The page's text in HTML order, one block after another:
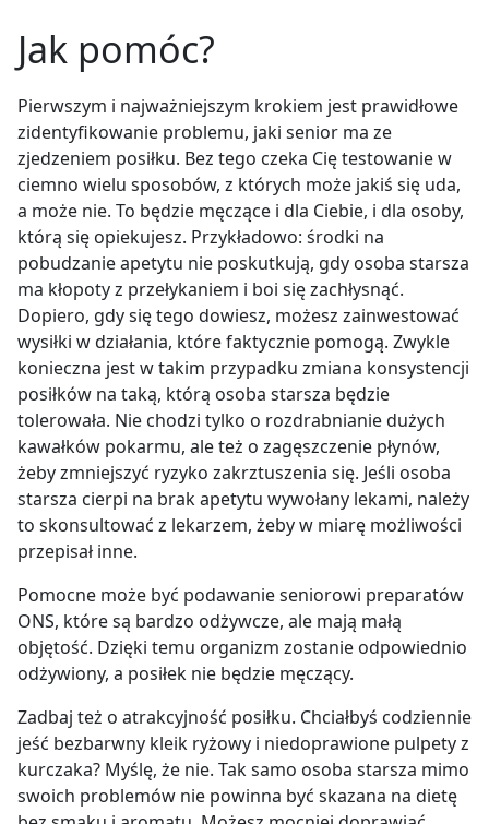
Jak pomóc?
Pierwszym i najważniejszym krokiem jest prawidłowe
zidentyfikowanie problemu, jaki senior ma ze
zjedzeniem posiłku. Bez tego czeka Cię testowanie w
ciemno wielu sposobów, z których może jakiś się uda,
a może nie. To będzie męczące i dla Ciebie, i dla osoby,
którą się opiekujesz. Przykładowo: środki na
pobudzanie apetytu nie poskutkują, gdy osoba starsza
ma kłopoty z przełykaniem i boi się zachłysnąć.
Dopiero, gdy się tego dowiesz, możesz zainwestować
wysiłki w działania, które faktycznie pomogą. Zwykle
konieczna jest w takim przypadku zmiana konsystencji
posiłków na taką, którą osoba starsza będzie
tolerowała. Nie chodzi tylko o rozdrabnianie dużych
kawałków pokarmu, ale też o zagęszczenie płynów,
żeby zmniejszyć ryzyko zakrztuszenia się. Jeśli osoba
starsza cierpi na brak apetytu wywołany lekami, należy
to skonsultować z lekarzem, żeby w miarę możliwości
przepisał inne.
Pomocne może być podawanie seniorowi preparatów
ONS, które są bardzo odżywcze, ale mają małą
objętość. Dzięki temu organizm zostanie odpowiednio
odżywiony, a posiłek nie będzie męczący.
Zadbaj też o atrakcyjność posiłku. Chciałbyś codziennie
jeść bezbarwny kleik ryżowy i niedoprawione pulpety z
kurczaka? Myślę, że nie. Tak samo osoba starsza mimo
swoich problemów nie powinna być skazana na dietę